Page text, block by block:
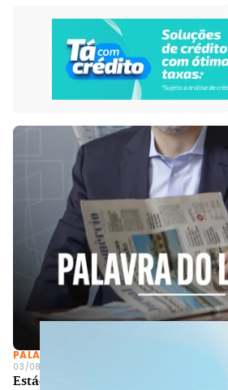
PALAVRA DO LEITOR
03/08/2026 - 00h25min
Estádio Olímpico x Arena do Grêmio